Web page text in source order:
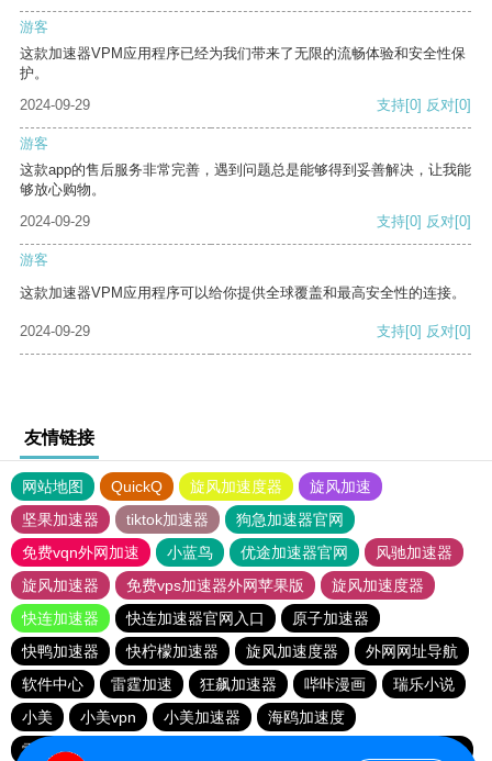
游客
这款加速器VPM应用程序已经为我们带来了无限的流畅体验和安全性保
护。
2024-09-29
支持[0] 反对[0]
游客
这款app的售后服务非常完善，遇到问题总是能够得到妥善解决，让我能
够放心购物。
2024-09-29
支持[0] 反对[0]
游客
这款加速器VPM应用程序可以给你提供全球覆盖和最高安全性的连接。
2024-09-29 支持[0] 反对[0]
友情链接
网站地图 QuickQ 旋风加速度器
旋风加速
坚果加速器
tiktok加速器
狗急加速器官网
免费vqn外网加速
小蓝鸟 优途加速器官网
风驰加速器
旋风加速器
免费vps加速器外网苹果版
旋风加速度器
快连加速器
快连加速器官网入口
原子加速器
快鸭加速器
快柠檬加速器 旋风加速度器
外网网址导航
软件中心
雷霆加速 狂飙加速器 哔咔漫画
瑞乐小说
小美
小美vpn 小美加速器
海鸥加速度
雷霆加速版ins
雷霆加速下载